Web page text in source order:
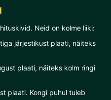
Neid on kolme liiki:
järjestikust plaati, näiteks
plaati, näiteks kolm ringi
plaati. Kongi puhul tuleb